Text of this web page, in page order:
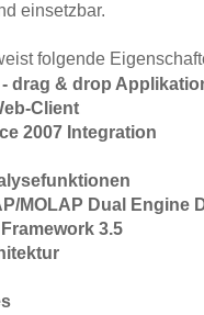
einsetzbar.
folgende
drag & drop
Client
2007 Integration
MOLAP Dual Engine
3.5